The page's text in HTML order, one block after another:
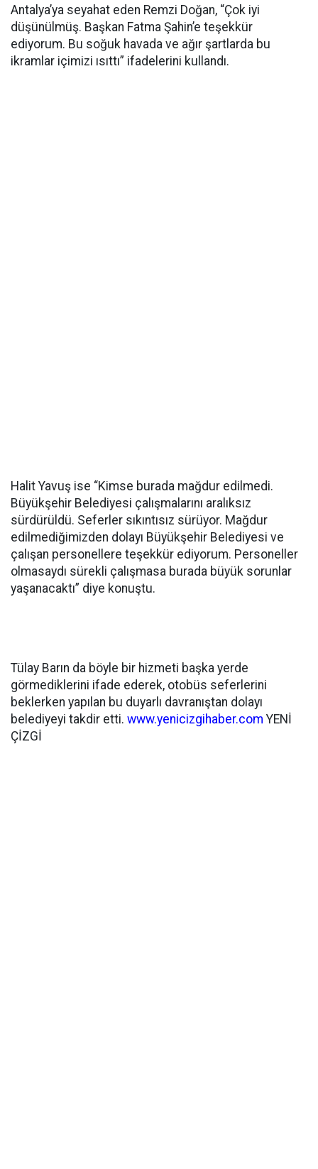
Antalya’ya seyahat eden Remzi Doğan, “Çok iyi
düşünülmüş. Başkan Fatma Şahin’e teşekkür
ediyorum. Bu soğuk havada ve ağır şartlarda bu
ikramlar içimizi ısıttı” ifadelerini kullandı.
Halit Yavuş ise “Kimse burada mağdur edilmedi.
Büyükşehir Belediyesi çalışmalarını aralıksız
sürdürüldü. Seferler sıkıntısız sürüyor. Mağdur
edilmediğimizden dolayı Büyükşehir Belediyesi ve
çalışan personellere teşekkür ediyorum. Personeller
olmasaydı sürekli çalışmasa burada büyük sorunlar
yaşanacaktı” diye konuştu.
Tülay Barın da böyle bir hizmeti başka yerde
görmediklerini ifade ederek, otobüs seferlerini
beklerken yapılan bu duyarlı davranıştan dolayı
belediyeyi takdir etti. www.yenicizgihaber.com YENİ
ÇİZGİ